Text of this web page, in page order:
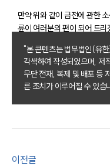
부
만약 위와 같이 금전에 관한
륜이 여러분의 편이 되어 드리
"본 콘텐츠는 법무법인(유
각색하여 작성되었으며, 저
무단 전재, 복제 및 배포 등
른 조치가 이루어질 수 있습
이전글